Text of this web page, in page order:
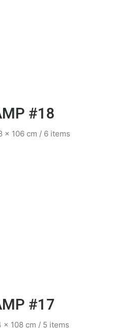
#18
x 106 cm / 6 items
#17
x 108 cm / 5 items